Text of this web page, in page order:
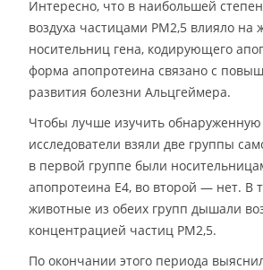
Интересно, что в наибольшей
воздуха частицами PM2,5 влияло
носительниц гена, кодирующего
форма апопротеина связано с
развития болезни Альцгеймера.
Чтобы лучше изучить обнаруженную
исследователи взяли две группы
в первой группе были
апопротеина E4, во второй — нет. В
животные из обеих групп дышали
концентрацией частиц PM2,5.
По окончании этого периода